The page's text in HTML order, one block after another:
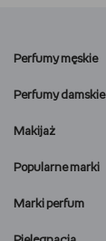
Perfumy męskie
Perfumy damskie
Makijaż
Popularne marki
Marki perfum